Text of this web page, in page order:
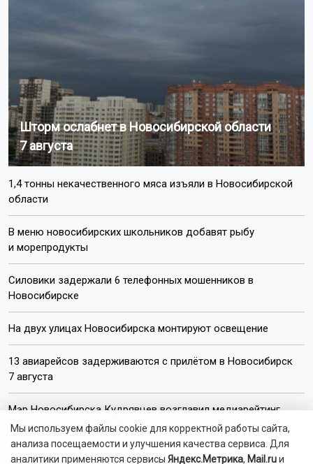
Шторм ослабнет в Новосибирской области
7 августа
1,4 тонны некачественного мяса изъяли в Новосибирской
области
В меню новосибирских школьников добавят рыбу
и морепродукты
Силовики задержали 6 телефонных мошенников в
Новосибирске
На двух улицах Новосибирска монтируют освещение
13 авиарейсов задерживаются с прилётом в Новосибирск
7 августа
Мэр Новосибирска Кудрявцев возглавил медиарейтинг
первых лиц столиц СФО
Жители новосибирского посёлка Садовый перекрыли
Мы используем файлы cookie для корректной работы сайта,
анализа посещаемости и улучшения качества сервиса. Для
аналитики применяются сервисы Яндекс.Метрика, Mail.ruи